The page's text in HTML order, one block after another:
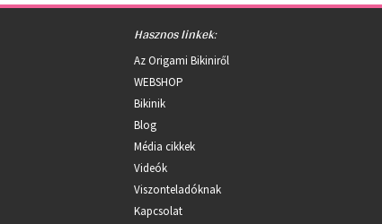
Hasznos linkek:
Az Origami Bikiniről
WEBSHOP
Bikinik
Blog
Média cikkek
Videók
Viszonteladóknak
Kapcsolat